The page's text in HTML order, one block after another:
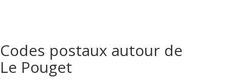
Codes postaux autour de
Le Pouget